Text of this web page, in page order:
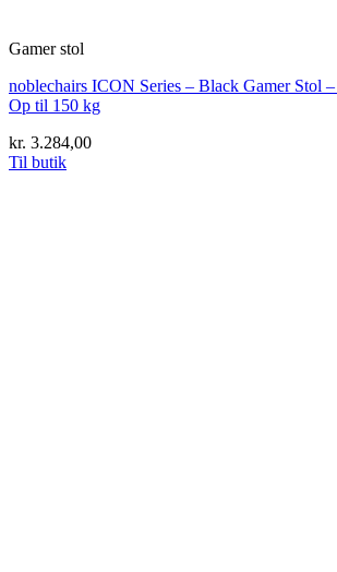
Gamer stol
noblechairs ICON Series – Black Gamer Stol
Op til 150 kg
kr. 3.284,00
Til butik